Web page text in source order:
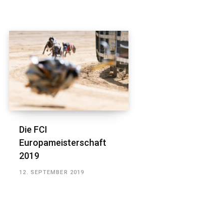
Die FCI
Europameisterschaft
2019
12. SEPTEMBER 2019